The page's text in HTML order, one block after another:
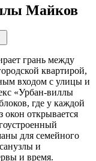
Майков
грань между
квартирой,
входом с улицы и
«Урбан-виллы
где у каждой
окон открывается
для семейного
и
и время.